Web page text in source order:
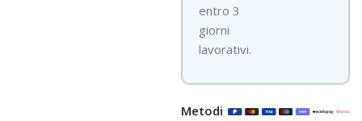
entro 3
giorni
lavorativi.
Metodi